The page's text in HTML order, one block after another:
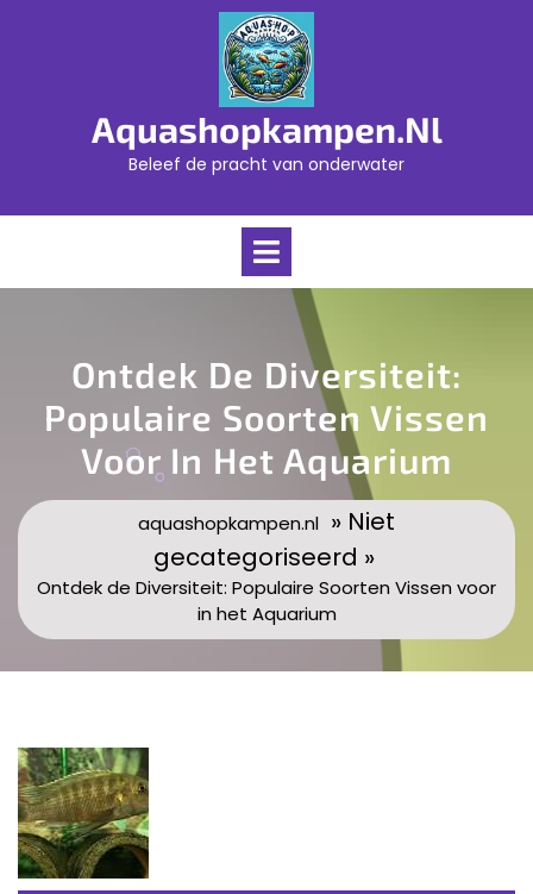
Aquashopkampen.nl
Beleef de pracht van onderwater
Open
Ontdek De Diversiteit:
Populaire Soorten Vissen
Voor In Het Aquarium
aquashopkampen.nl » Niet
gecategoriseerd »
Ontdek de Diversiteit: Populaire Soorten Vissen voor
in het Aquarium